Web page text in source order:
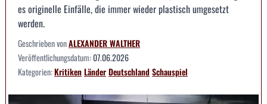
es originelle Einfälle, die immer wieder plastisch umgesetzt
werden.
Geschrieben vonALEXANDER WALTHER
Veröffentlichungsdatum:07.06.2026
Kategorien:KritikenLänderDeutschlandSchauspiel